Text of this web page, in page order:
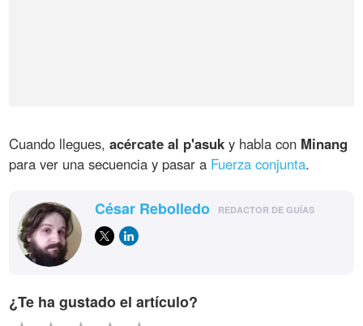
Cuando llegues,acércate al p'asuk y habla con Minang
para ver una secuencia y pasar a Fuerza conjunta.
César Rebolledo REDACTOR DE GUÍAS
¿Te ha gustado el artículo?